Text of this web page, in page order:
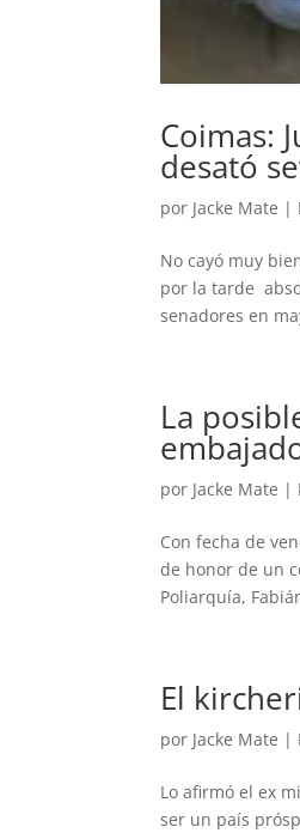
Coimas:
desató
por Jacke Mate |
No cayó muy
por la tarde
senadores en
La
por Jacke Mate |
Con fecha de
de honor de un
Poliarquía,
El
por Jacke Mate |
Lo afirmó el ex
ser un país